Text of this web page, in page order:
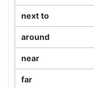
next to
around
near
far